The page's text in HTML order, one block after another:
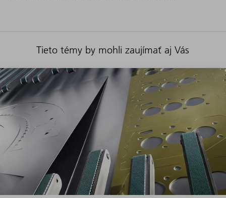
Tieto témy by mohli zaujímať aj Vás